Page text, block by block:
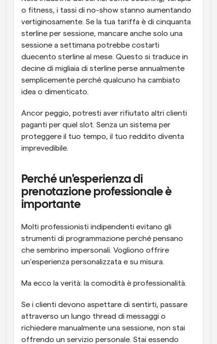
o fitness, i tassi di no-show stanno aumentando
vertiginosamente. Se la tua tariffa è di cinquanta
sterline per sessione, mancare anche solo una
sessione a settimana potrebbe costarti
duecento sterline al mese. Questo si traduce in
decine di migliaia di sterline perse annualmente
semplicemente perché qualcuno ha cambiato
idea o dimenticato.
Ancor peggio, potresti aver rifiutato altri clienti
paganti per quel slot. Senza un sistema per
proteggere il tuo tempo, il tuo reddito diventa
imprevedibile.
Perché un'esperienza di
prenotazione professionale è
importante
Molti professionisti indipendenti evitano gli
strumenti di programmazione perché pensano
che sembrino impersonali. Vogliono offrire
un'esperienza personalizzata e su misura.
Ma ecco la verità: la comodità è professionalità.
Se i clienti devono aspettare di sentirti, passare
attraverso un lungo thread di messaggi o
richiedere manualmente una sessione, non stai
offrendo un servizio personale. Stai essendo